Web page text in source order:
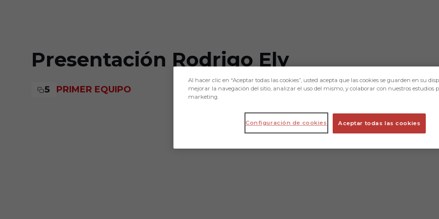
Presentación Rodrigo Ely
5 PRIMER EQUIPO
Al hacer clic en “Aceptar todas las cookies”, usted acepta que las cookies se guarden en su
mejorar la navegación del sitio, analizar el uso del mismo, y colaborar con nuestros estudios
marketing.
Aceptar todas las cookies
Configuración de cookies